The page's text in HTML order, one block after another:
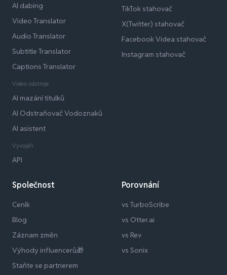
AI dabing
Video Translator
Audio Translator
Subtitle Translator
Captions Translator
Video nástroje
AI mazání titulků
AI Odstraňovač Vodoznaků
AI asistent
Vývojáři
API
TikTok stahovač
X(Twitter) stahovač
Facebook Videa stahovač
Instagram stahovač
Společnost
Ceník
Blog
Záznam změn
Výhody influencerů🎁
Staňte se partnerem
Porovnání
vs TurboScribe
vs Otter.ai
vs Rev
vs Sonix